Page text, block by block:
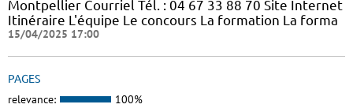
Montpellier Courriel Tél. : 04 67 33 88 70 Site Internet
Itinéraire L'équipe Le concours La formation La forma
15/04/2025 17:00
PAGES
relevance: 100%